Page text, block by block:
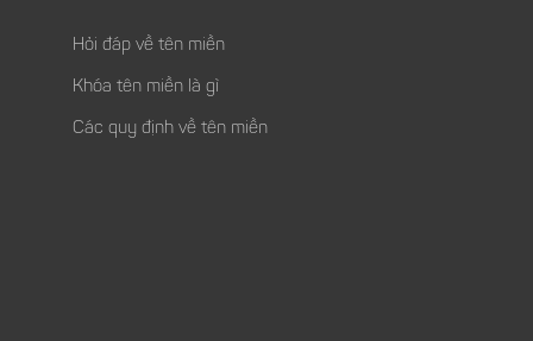
Hỏi đáp về tên miền
Khóa tên miền là gì
Các quy định về tên miền